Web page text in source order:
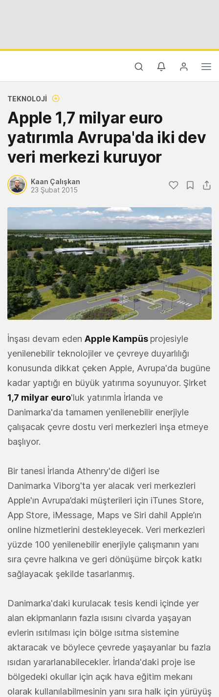
TEKNOLOJI
Apple 1,7 milyar euro
yatırımla Avrupa'da iki dev
veri merkezi kuruyor
Kaan Çalışkan
23 Şubat 2015
İnşası devam eden Apple Kampüs projesiyle
yenilenebilir teknolojiler ve çevreye duyarlılığı
konusunda dikkat çeken Apple, Avrupa'da bugüne
kadar yaptığı en büyük yatırıma soyunuyor. Şirket
1,7 milyar euro'luk yatırımla İrlanda ve
Danimarka'da tamamen yenilenebilir enerjiyle
çalışacak çevre dostu veri merkezleri inşa etmeye
başlıyor.
Bir tanesi İrlanda Athenry'de diğeri ise
Danimarka Viborg'ta yer alacak veri merkezleri
Apple'ın Avrupa’daki müşterileri için iTunes Store,
App Store, iMessage, Maps ve Siri dahil Apple’ın
online hizmetlerini destekleyecek. Veri merkezleri
yüzde 100 yenilenebilir enerjiyle çalışmanın yanı
sıra çevre halkına ve geri dönüşüme birçok katkı
sağlayacak şekilde tasarlanmış.
Danimarka'daki kurulacak tesis kendi içinde yer
alan ekipmanların fazla ısısını civarda yaşayan
evlerin ısıtılması için bölge ısıtma sistemine
aktaracak ve böylece çevrede yaşayanlar bu fazla
ısıdan yararlanabilecekler. İrlanda'daki proje ise
bölgedeki okullar için açık hava eğitim mekanı
olarak kullanılabilmesinin yanı sıra halk için yürüyüş